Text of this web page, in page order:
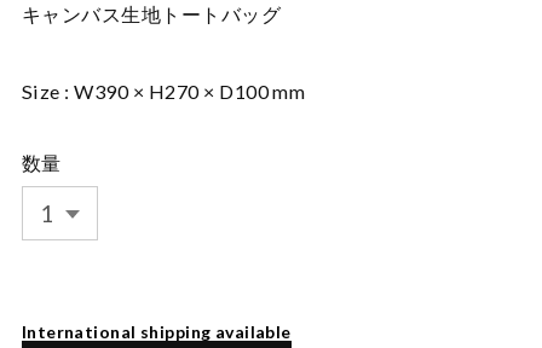
キャンバス生地トートバッグ
Size : W390 × H270 × D100 mm
数量
International shipping available